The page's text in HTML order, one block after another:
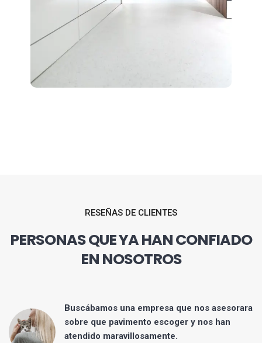
RESEÑAS DE CLIENTES
PERSONAS QUE YA HAN CONFIADO
EN NOSOTROS
Buscábamos una empresa que nos asesorara
sobre que pavimento escoger y nos han
atendido maravillosamente.